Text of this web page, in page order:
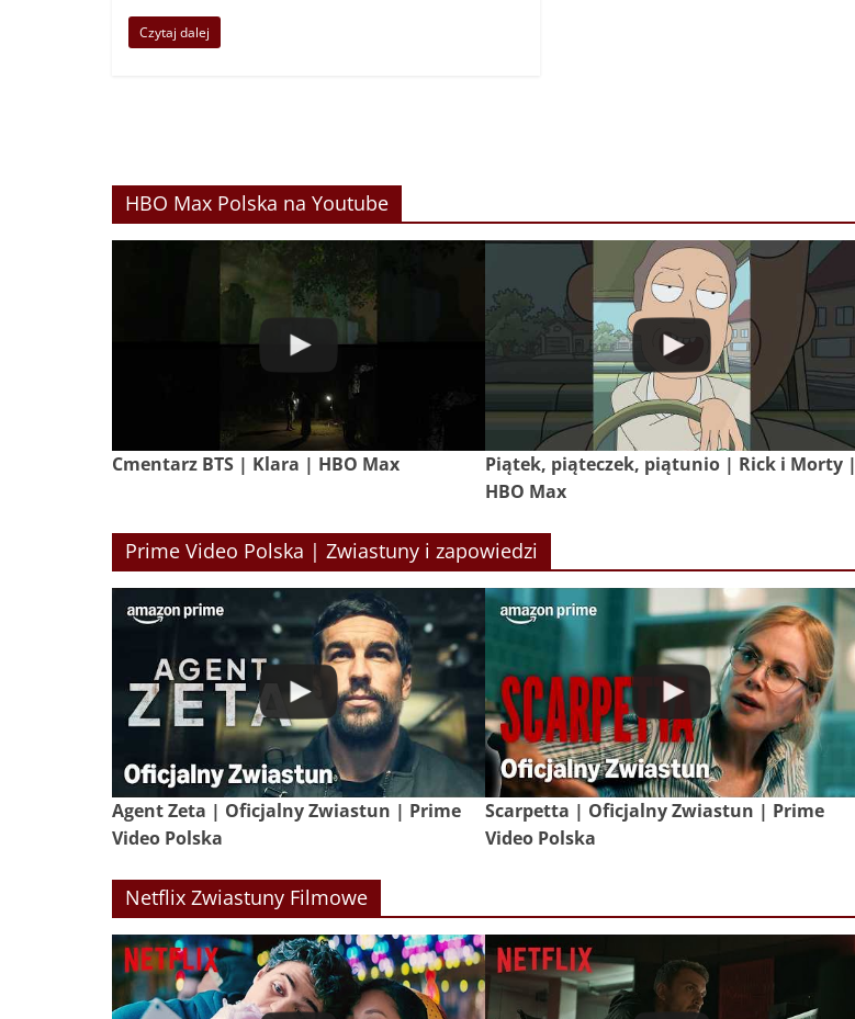
Czytaj dalej
HBO Max Polska na Youtube
Cmentarz BTS | Klara | HBO Max
Piątek, piąteczek, piątunio | Rick i Morty |
HBO Max
Prime Video Polska | Zwiastuny i zapowiedzi
Agent Zeta | Oficjalny Zwiastun | Prime
Video Polska
Scarpetta | Oficjalny Zwiastun | Prime
Video Polska
Netflix Zwiastuny Filmowe